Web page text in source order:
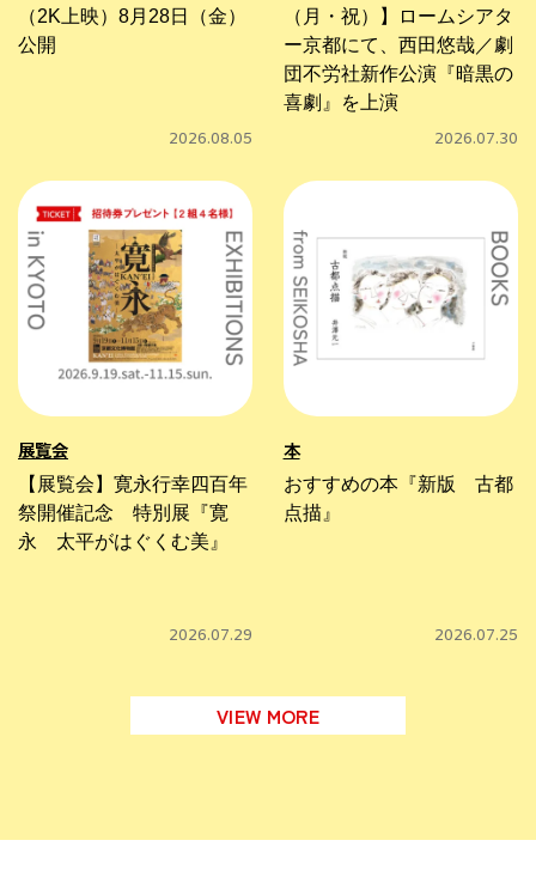
（2K上映）8月28日（金）
公開
2026.08.05
（月・祝）】ロームシアタ
ー京都にて、西田悠哉／劇
団不労社新作公演『暗黒の
喜劇』を上演
2026.07.30
展覧会
【展覧会】寛永行幸四百年
祭開催記念 特別展『寛
永 太平がはぐくむ美』
2026.07.29
本
おすすめの本『新版 古都
点描』
2026.07.25
VIEW MORE